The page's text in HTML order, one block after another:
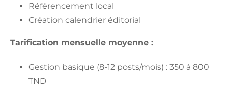
Référencement local
Création calendrier éditorial
Tarification mensuelle moyenne :
Gestion basique (8-12 posts/mois) : 350 à 800
TND